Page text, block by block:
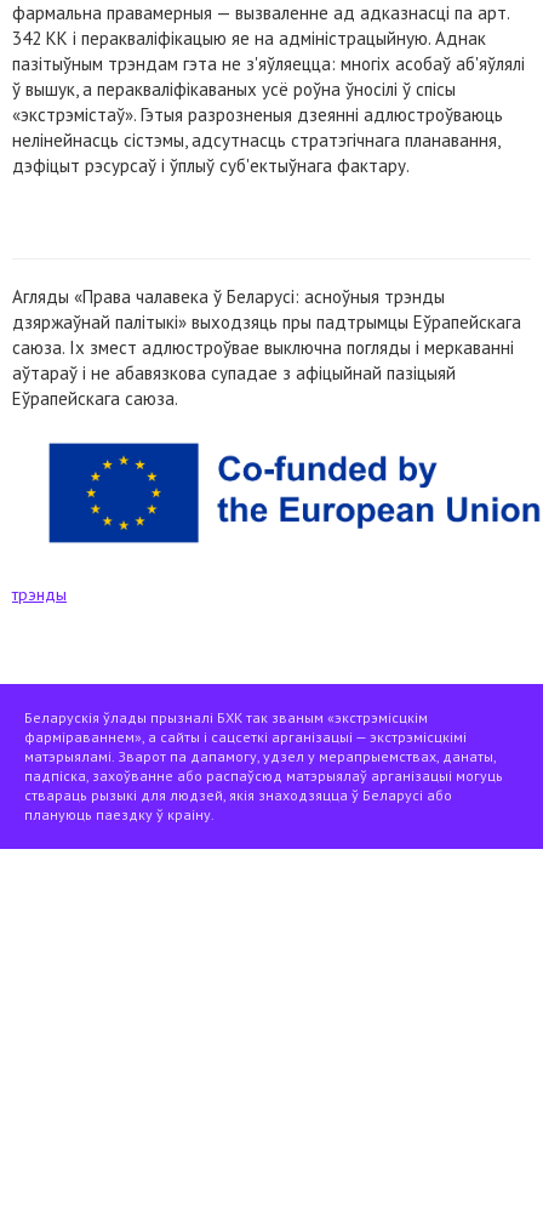
фармальна правамерныя — вызваленне ад адказнасці па арт.
342 КК і перакваліфікацыю яе на адміністрацыйную. Аднак
пазітыўным трэндам гэта не з'яўляецца: многіх асобаў аб'яўлялі
ў вышук, а перакваліфікаваных усё роўна ўносілі ў спісы
«экстрэмістаў». Гэтыя разрозненыя дзеянні адлюстроўваюць
нелінейнасць сістэмы, адсутнасць стратэгічнага планавання,
дэфіцыт рэсурсаў і ўплыў суб'ектыўнага фактару.
Агляды «Права чалавека ў Беларусі: асноўныя трэнды
дзяржаўнай палітыкі» выходзяць пры падтрымцы Еўрапейскага
саюза. Іх змест адлюстроўвае выключна погляды і меркаванні
аўтараў і не абавязкова супадае з афіцыйнай пазіцыяй
Еўрапейскага саюза.
трэнды
Беларускія ўлады прызналі БХК так званым «экстрэмісцкім
фарміраваннем», а сайты і сацсеткі арганізацыі — экстрэмісцкімі
матэрыяламі. Зварот па дапамогу, удзел у мерапрыемствах, данаты,
падпіска, захоўванне або распаўсюд матэрыялаў арганізацыі могуць
ствараць рызыкі для людзей, якія знаходзяцца ў Беларусі або
плануюць паездку ў краіну.